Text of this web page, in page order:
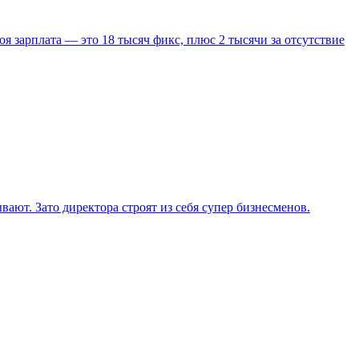
зарплата — это 18 тысяч фикс, плюс 2 тысячи за отсутствие
Зато директора строят из себя супер бизнесменов.